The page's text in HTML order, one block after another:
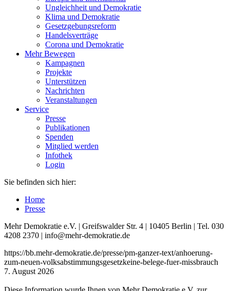
Ungleichheit und Demokratie
Klima und Demokratie
Gesetzgebungsreform
Handelsverträge
Corona und Demokratie
Mehr Bewegen
Kampagnen
Projekte
Unterstützen
Nachrichten
Veranstaltungen
Service
Presse
Publikationen
Spenden
Mitglied werden
Infothek
Login
Sie befinden sich hier:
Home
Presse
Mehr Demokratie e.V. | Greifswalder Str. 4 | 10405 Berlin | Tel. 030
4208 2370 | info@mehr-demokratie.de
https://bb.mehr-demokratie.de/presse/pm-ganzer-text/anhoerung-
zum-neuen-volksabstimmungsgesetzkeine-belege-fuer-missbrauch
7. August 2026